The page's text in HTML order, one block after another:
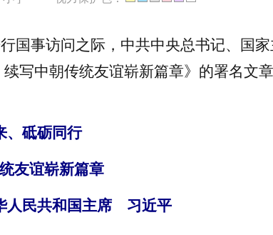
国事访问之际，中共中央总书记、国
写中朝传统友谊崭新篇章》的署名文
、砥砺同行
友谊崭新篇章
人民共和国主席 习近平